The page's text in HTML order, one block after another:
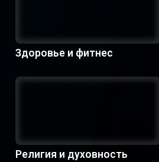
Здоровье и фитнес
Религия и духовность